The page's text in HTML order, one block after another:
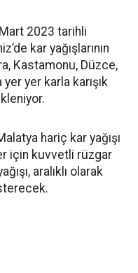
2023 tarihli
kar yağışlarının
Kastamonu, Düzce,
yer karla karışık
hariç kar yağışı
için kuvvetli rüzgar
aralıklı olarak